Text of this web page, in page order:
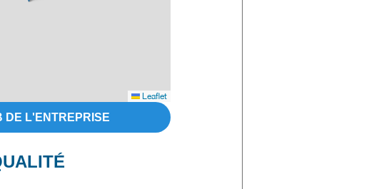
DE L'ENTREPRISE
Leaflet